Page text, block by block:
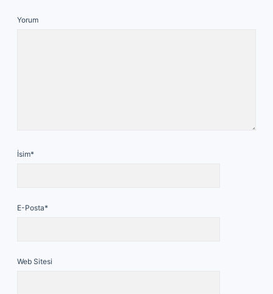
Yorum
İsim*
E-Posta*
Web Sitesi